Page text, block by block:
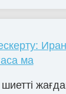
ма